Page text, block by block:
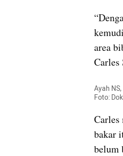
area
Ayah
Foto:
Carles
bakar
belum